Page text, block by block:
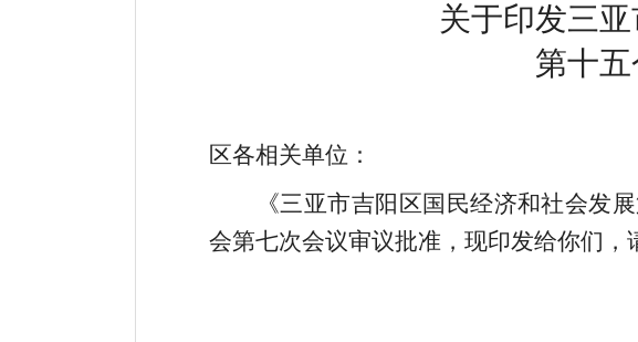
关于印发三
第十
区各相关单位：
《三亚市吉阳区国民经济和社会发
会第七次会议审议批准，现印发给你们，